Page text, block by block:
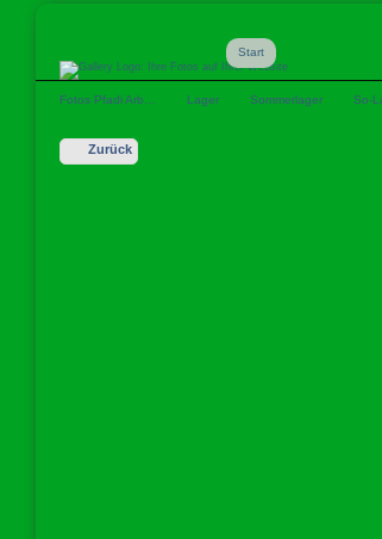
Start
Fotos Pfadi Arb… Lager Sommerlager So-
Zurück